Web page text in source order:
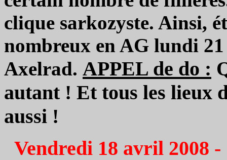
clique sarkozyste. Ainsi,
nombreux en AG lundi
Axelrad. APPEL de do :
autant ! Et tous les lieux
aussi !
Vendredi 18 avril 2008